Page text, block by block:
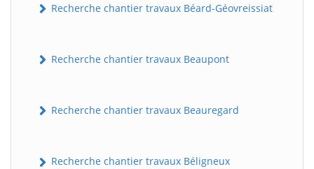
Recherche chantier travaux Béard-Géovreissiat
Recherche chantier travaux Beaupont
Recherche chantier travaux Beauregard
Recherche chantier travaux Béligneux